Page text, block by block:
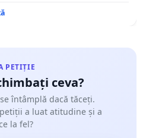
PETIȚIE
ceva?
întâmplă dacă tăceți.
a luat atitudine și a
la fel?